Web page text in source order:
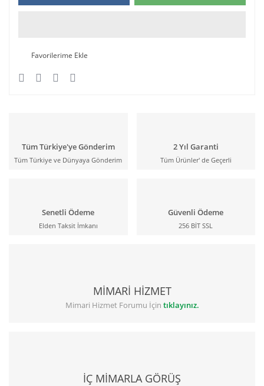
Tüm Türkiye'ye Gönderim
Tüm Türkiye ve Dünyaya Gönderim
2 Yıl Garanti
Tüm Ürünler' de Geçerli
Senetli Ödeme
Elden Taksit İmkanı
Güvenli Ödeme
256 BİT SSL
MİMARİ HİZMET
Mimari Hizmet Forumu İçin tıklayınız.
İÇ MİMARLA GÖRÜŞ